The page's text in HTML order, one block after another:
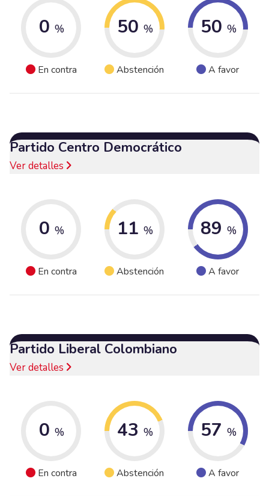
0 %
En contra
50 %
Abstención
50 %
A favor
Partido Centro Democrático
Ver detalles
0 %
En contra
11 %
Abstención
89 %
A favor
Partido Liberal Colombiano
Ver detalles
0 %
En contra
43 %
Abstención
57 %
A favor